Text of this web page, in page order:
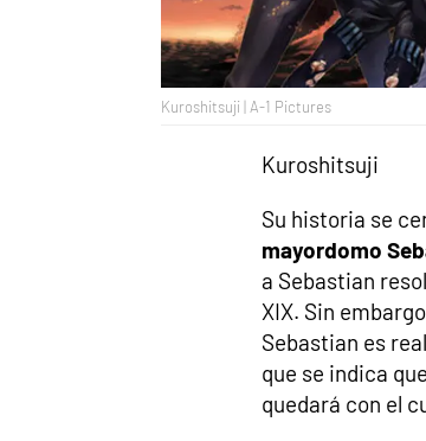
Kuroshitsuji | A-1 Pictures
Kuroshitsuji
Su historia se
mayordomo
a Sebastian
XIX. Sin
Sebastian es
que se indica
quedará con el